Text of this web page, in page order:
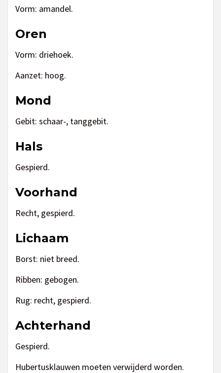
Vorm: amandel.
Oren
Vorm: driehoek.
Aanzet: hoog.
Mond
Gebit: schaar-, tanggebit.
Hals
Gespierd.
Voorhand
Recht, gespierd.
Lichaam
Borst: niet breed.
Ribben: gebogen.
Rug: recht, gespierd.
Achterhand
Gespierd.
Hubertusklauwen moeten verwijderd worden.